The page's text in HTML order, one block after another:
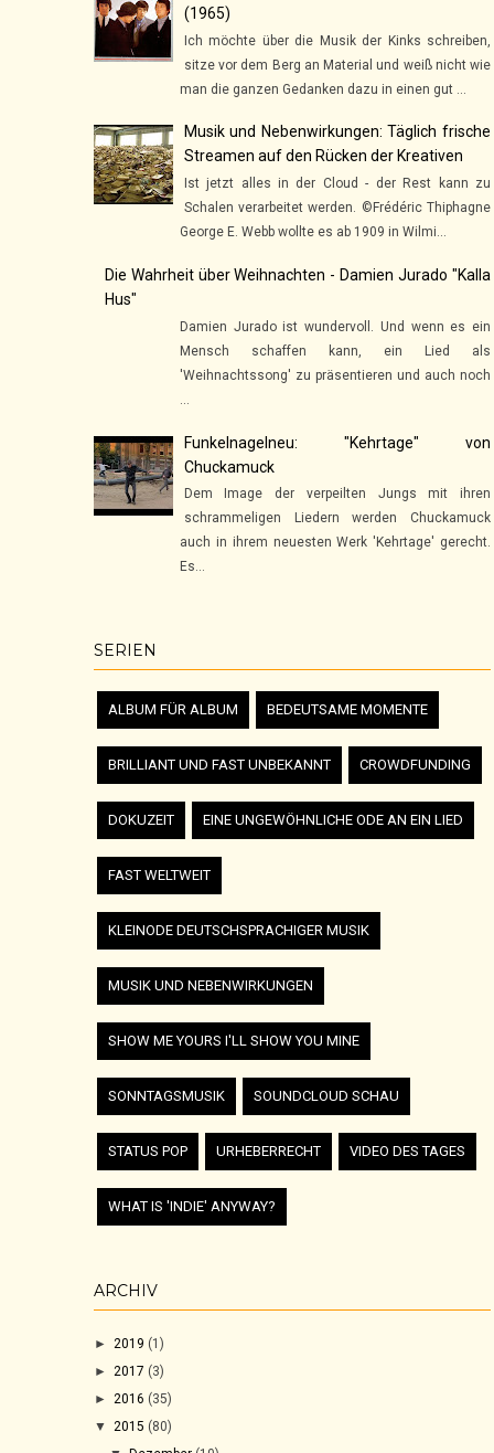
(1965)
Ich möchte über die Musik der Kinks schreiben,
sitze vor dem Berg an Material und weiß nicht wie
man die ganzen Gedanken dazu in einen gut ...
Musik und Nebenwirkungen: Täglich frische
Streamen auf den Rücken der Kreativen
Ist jetzt alles in der Cloud - der Rest kann zu
Schalen verarbeitet werden. ©Frédéric Thiphagne
George E. Webb wollte es ab 1909 in Wilmi...
Die Wahrheit über Weihnachten - Damien Jurado "Kalla
Hus"
Damien Jurado ist wundervoll. Und wenn es ein
Mensch schaffen kann, ein Lied als
'Weihnachtssong' zu präsentieren und auch noch
...
Funkelnagelneu: "Kehrtage" von
Chuckamuck
Dem Image der verpeilten Jungs mit ihren
schrammeligen Liedern werden Chuckamuck
auch in ihrem neuesten Werk 'Kehrtage' gerecht.
Es...
SERIEN
ALBUM FÜR ALBUM BEDEUTSAME MOMENTE
BRILLIANT UND FAST UNBEKANNT CROWDFUNDING
DOKUZEIT EINE UNGEWÖHNLICHE ODE AN EIN LIED
FAST WELTWEIT
KLEINODE DEUTSCHSPRACHIGER MUSIK
MUSIK UND NEBENWIRKUNGEN
SHOW ME YOURS I'LL SHOW YOU MINE
SONNTAGSMUSIK SOUNDCLOUD SCHAU
STATUS POP URHEBERRECHT VIDEO DES TAGES
WHAT IS 'INDIE' ANYWAY?
ARCHIV
► 2019 (1)
► 2017 (3)
► 2016 (35)
▼ 2015 (80)